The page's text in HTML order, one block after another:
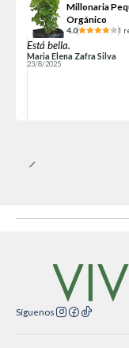
Millonaria
Orgánico
4.0 1
Está bella.
Maria Elena Zafra Silva
23/8/2025
Síguenos